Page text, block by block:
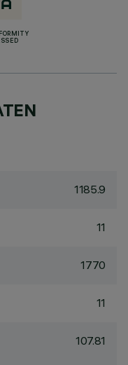
1185.9
11
1770
11
107.81